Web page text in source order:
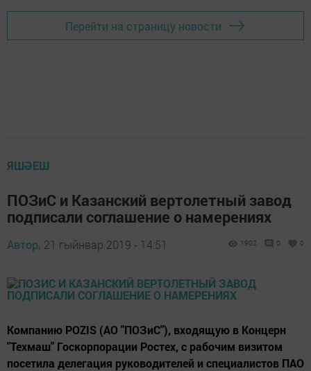
Перейти на страницу новости
ЯШӘЕШ
ПОЗиС и Казанский вертолетный завод
подписали соглашение о намерениях
Автор, 21 гыйнвар 2019 - 14:51 1902 0 0
Компанию POZIS (АО "ПОЗиС"), входящую в Концерн
"Техмаш" Госкорпорации Ростех, с рабочим визитом
посетила делегация руководителей и специалистов ПАО